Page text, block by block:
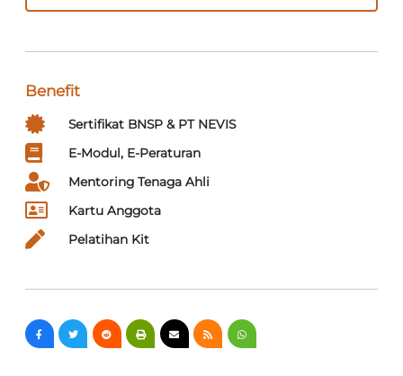
Benefit
Sertifikat BNSP & PT NEVIS
E-Modul, E-Peraturan
Mentoring Tenaga Ahli
Kartu Anggota
Pelatihan Kit